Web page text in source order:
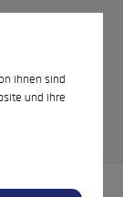
ihnen sind
und Ihre